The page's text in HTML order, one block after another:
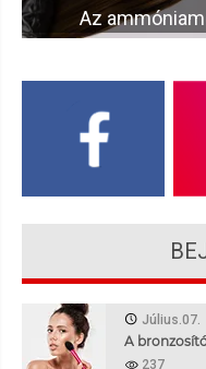
Az
Július.07.
A
237